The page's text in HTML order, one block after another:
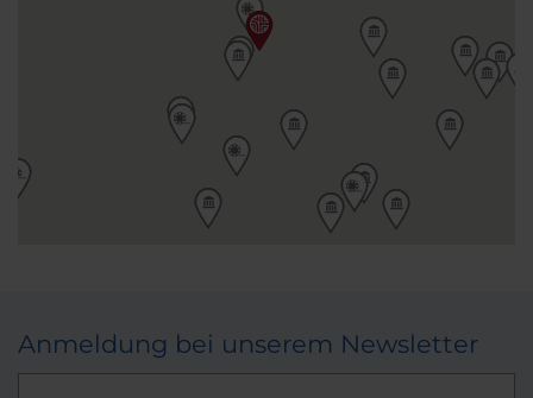
Anmeldung bei unserem Newsletter